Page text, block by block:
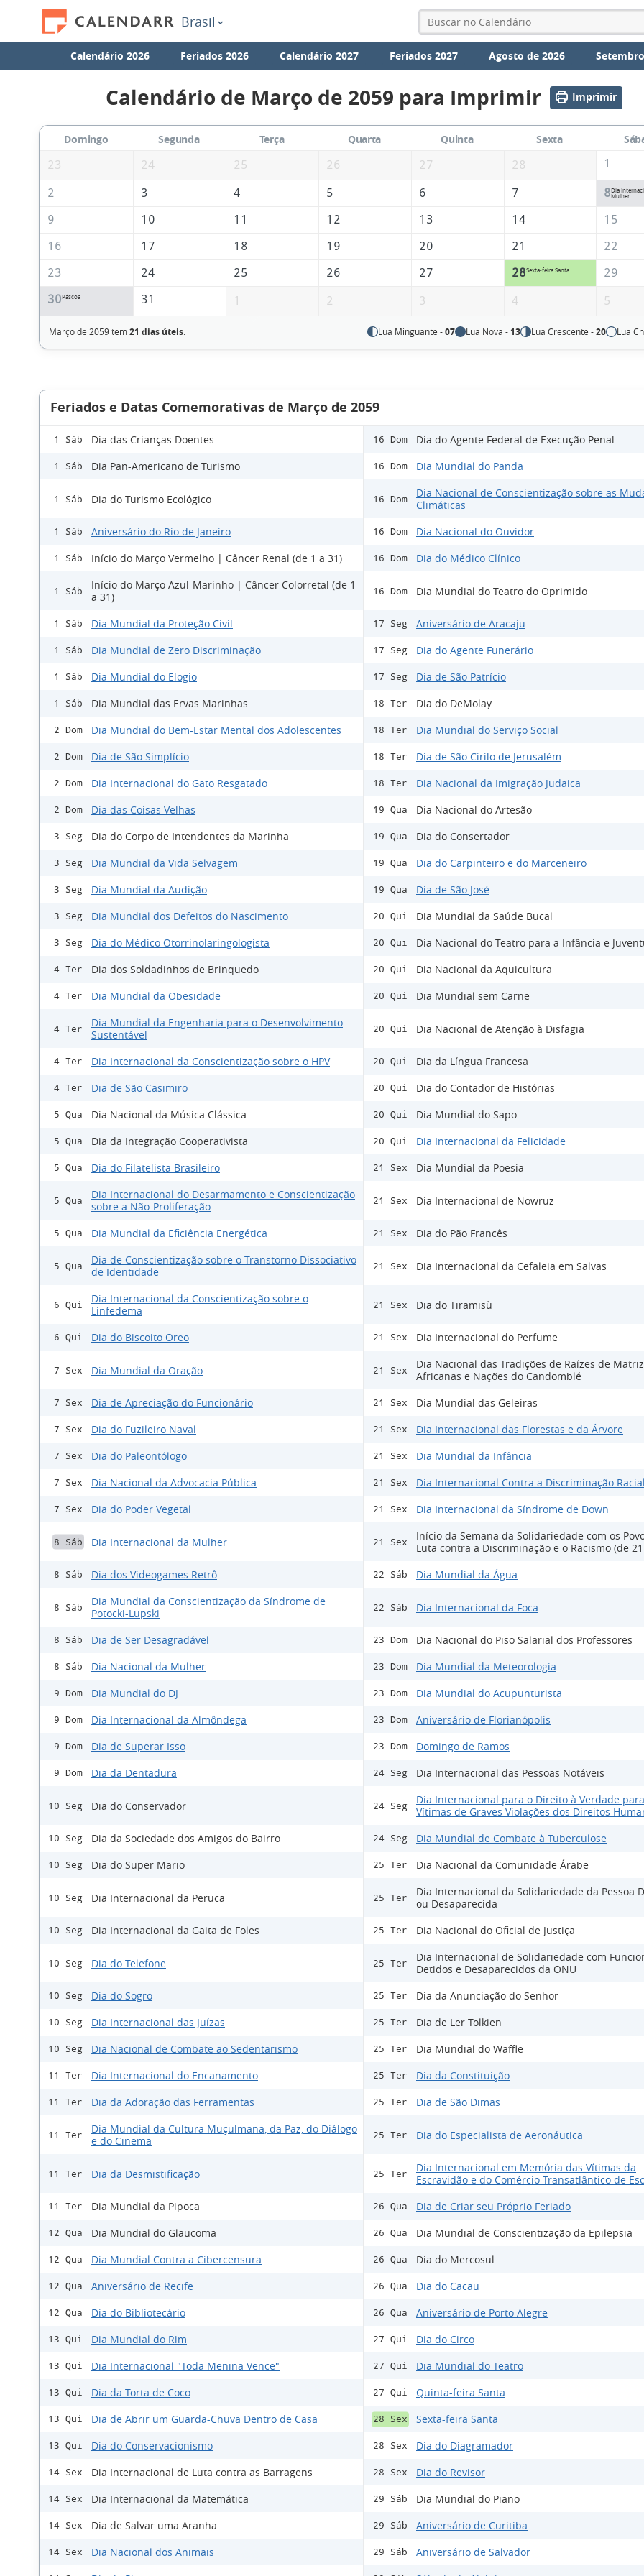
Brasil
Calendário 2026 Feriados 2026 Calendário 2027 Feriados 2027 Agosto de 2026
Calendário de Março de 2059 para Imprimir Imprimir
Domingo Segunda Terça Quarta Quinta Sexta
23
24 25 26 27 28 1
2 3 4 5 6 7 8Dia
Mulher
9 10 11 12 13 14
15
16
17 18 19 20 21
22
23
24 25 26 27 28Sexta-feira Santa
29
30Páscoa 31 1 2 3 4 5
Março de 2059 tem21 dias úteis. Lua Minguante -07 Lua Nova - 13 Lua Crescente -20 Lua
Feriados e Datas Comemorativas de Março de 2059
1 Sáb Dia das Crianças Doentes
1 Sáb Dia Pan-Americano de Turismo
1 Sáb Dia do Turismo Ecológico
1 Sáb Aniversário do Rio de Janeiro
1 Sáb Início do Março Vermelho | Câncer Renal (de 1 a 31)
1 Sáb
Início do Março Azul-Marinho | Câncer Colorretal (de 1
a 31)
1 Sáb Dia Mundial da Proteção Civil
1 Sáb Dia Mundial de Zero Discriminação
1 Sáb Dia Mundial do Elogio
1 Sáb Dia Mundial das Ervas Marinhas
2 Dom Dia Mundial do Bem-Estar Mental dos Adolescentes
2 Dom Dia de São Simplício
2 Dom Dia Internacional do Gato Resgatado
2 Dom Dia das Coisas Velhas
3 Seg Dia do Corpo de Intendentes da Marinha
3 Seg Dia Mundial da Vida Selvagem
3 Seg Dia Mundial da Audição
3 Seg Dia Mundial dos Defeitos do Nascimento
3 Seg Dia do Médico Otorrinolaringologista
4 Ter Dia dos Soldadinhos de Brinquedo
4 Ter Dia Mundial da Obesidade
4 Ter
Dia Mundial da Engenharia para o Desenvolvimento
Sustentável
4 Ter Dia Internacional da Conscientização sobre o HPV
4 Ter Dia de São Casimiro
5 Qua Dia Nacional da Música Clássica
5 Qua Dia da Integração Cooperativista
5 Qua Dia do Filatelista Brasileiro
5 Qua
Dia Internacional do Desarmamento e Conscientização
sobre a Não-Proliferação
5 Qua Dia Mundial da Eficiência Energética
5 Qua
Dia de Conscientização sobre o Transtorno Dissociativo
de Identidade
6 Qui
Dia Internacional da Conscientização sobre o
Linfedema
6 Qui Dia do Biscoito Oreo
7 Sex Dia Mundial da Oração
7 Sex Dia de Apreciação do Funcionário
7 Sex Dia do Fuzileiro Naval
7 Sex Dia do Paleontólogo
7 Sex Dia Nacional da Advocacia Pública
7 Sex Dia do Poder Vegetal
8 Sáb Dia Internacional da Mulher
8 Sáb Dia dos Videogames Retrô
8 Sáb
Dia Mundial da Conscientização da Síndrome de
Potocki-Lupski
8 Sáb Dia de Ser Desagradável
8 Sáb Dia Nacional da Mulher
9 Dom Dia Mundial do DJ
9 Dom Dia Internacional da Almôndega
9 Dom Dia de Superar Isso
9 Dom Dia da Dentadura
10 Seg Dia do Conservador
10 Seg Dia da Sociedade dos Amigos do Bairro
10 Seg Dia do Super Mario
10 Seg Dia Internacional da Peruca
10 Seg Dia Internacional da Gaita de Foles
10 Seg Dia do Telefone
10 Seg Dia do Sogro
10 Seg Dia Internacional das Juízas
10 Seg Dia Nacional de Combate ao Sedentarismo
11 Ter Dia Internacional do Encanamento
11 Ter Dia da Adoração das Ferramentas
11 Ter
Dia Mundial da Cultura Muçulmana, da Paz, do Diálogo
e do Cinema
11 Ter Dia da Desmistificação
11 Ter Dia Mundial da Pipoca
12 Qua Dia Mundial do Glaucoma
12 Qua Dia Mundial Contra a Cibercensura
12 Qua Aniversário de Recife
12 Qua Dia do Bibliotecário
13 Qui Dia Mundial do Rim
13 Qui Dia Internacional "Toda Menina Vence"
13 Qui Dia da Torta de Coco
13 Qui Dia de Abrir um Guarda-Chuva Dentro de Casa
13 Qui Dia do Conservacionismo
14 Sex Dia Internacional de Luta contra as Barragens
14 Sex Dia Internacional da Matemática
14 Sex Dia de Salvar uma Aranha
14 Sex Dia Nacional dos Animais
16 Dom Dia do Agente Federal de Execução Penal
16 Dom Dia Mundial do Panda
16 Dom
Dia Nacional de Conscientização sobre as
Climáticas
16 Dom Dia Nacional do Ouvidor
16 Dom Dia do Médico Clínico
16 Dom Dia Mundial do Teatro do Oprimido
17 Seg Aniversário de Aracaju
17 Seg Dia do Agente Funerário
17 Seg Dia de São Patrício
18 Ter Dia do DeMolay
18 Ter Dia Mundial do Serviço Social
18 Ter Dia de São Cirilo de Jerusalém
18 Ter Dia Nacional da Imigração Judaica
19 Qua Dia Nacional do Artesão
19 Qua Dia do Consertador
19 Qua Dia do Carpinteiro e do Marceneiro
19 Qua Dia de São José
20 Qui Dia Mundial da Saúde Bucal
20 Qui Dia Nacional do Teatro para a Infância e
20 Qui Dia Nacional da Aquicultura
20 Qui Dia Mundial sem Carne
20 Qui Dia Nacional de Atenção à Disfagia
20 Qui Dia da Língua Francesa
20 Qui Dia do Contador de Histórias
20 Qui Dia Mundial do Sapo
20 Qui Dia Internacional da Felicidade
21 Sex Dia Mundial da Poesia
21 Sex Dia Internacional de Nowruz
21 Sex Dia do Pão Francês
21 Sex Dia Internacional da Cefaleia em Salvas
21 Sex Dia do Tiramisù
21 Sex Dia Internacional do Perfume
21 Sex
Dia Nacional das Tradições de Raízes de
Africanas e Nações do Candomblé
21 Sex Dia Mundial das Geleiras
21 Sex Dia Internacional das Florestas e da Árvore
21 Sex Dia Mundial da Infância
21 Sex Dia Internacional Contra a Discriminação
21 Sex Dia Internacional da Síndrome de Down
21 Sex
Início da Semana da Solidariedade com os
Luta contra a Discriminação e o Racismo (de
22 Sáb Dia Mundial da Água
22 Sáb Dia Internacional da Foca
23 Dom Dia Nacional do Piso Salarial dos Professores
23 Dom Dia Mundial da Meteorologia
23 Dom Dia Mundial do Acupunturista
23 Dom Aniversário de Florianópolis
23 Dom Domingo de Ramos
24 Seg Dia Internacional das Pessoas Notáveis
24 Seg
Dia Internacional para o Direito à Verdade
Vítimas de Graves Violações dos Direitos
24 Seg Dia Mundial de Combate à Tuberculose
25 Ter Dia Nacional da Comunidade Árabe
25 Ter
Dia Internacional da Solidariedade da Pessoa
ou Desaparecida
25 Ter Dia Nacional do Oficial de Justiça
25 Ter
Dia Internacional de Solidariedade com
Detidos e Desaparecidos da ONU
25 Ter Dia da Anunciação do Senhor
25 Ter Dia de Ler Tolkien
25 Ter Dia Mundial do Waffle
25 Ter Dia da Constituição
25 Ter Dia de São Dimas
25 Ter Dia do Especialista de Aeronáutica
25 Ter
Dia Internacional em Memória das Vítimas da
Escravidão e do Comércio Transatlântico de
26 Qua Dia de Criar seu Próprio Feriado
26 Qua Dia Mundial de Conscientização da Epilepsia
26 Qua Dia do Mercosul
26 Qua Dia do Cacau
26 Qua Aniversário de Porto Alegre
27 Qui Dia do Circo
27 Qui Dia Mundial do Teatro
27 Qui Quinta-feira Santa
28 Sex Sexta-feira Santa
28 Sex Dia do Diagramador
28 Sex Dia do Revisor
29 Sáb Dia Mundial do Piano
29 Sáb Aniversário de Curitiba
29 Sáb Aniversário de Salvador